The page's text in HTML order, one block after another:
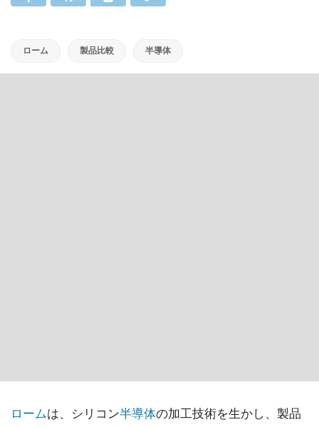
ローム 製品比較 半導体
ロームは、シリコン半導体の加工技術を生かし、製品